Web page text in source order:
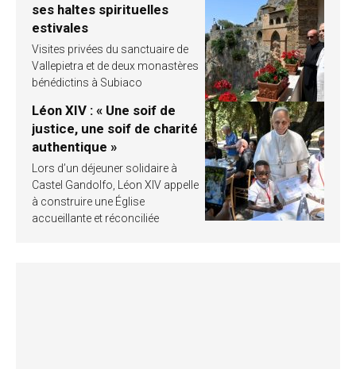
ses haltes spirituelles
estivales
Visites privées du sanctuaire de
Vallepietra et de deux monastères
bénédictins à Subiaco
Léon XIV : « Une soif de
justice, une soif de charité
authentique »
Lors d’un déjeuner solidaire à
Castel Gandolfo, Léon XIV appelle
à construire une Église
accueillante et réconciliée